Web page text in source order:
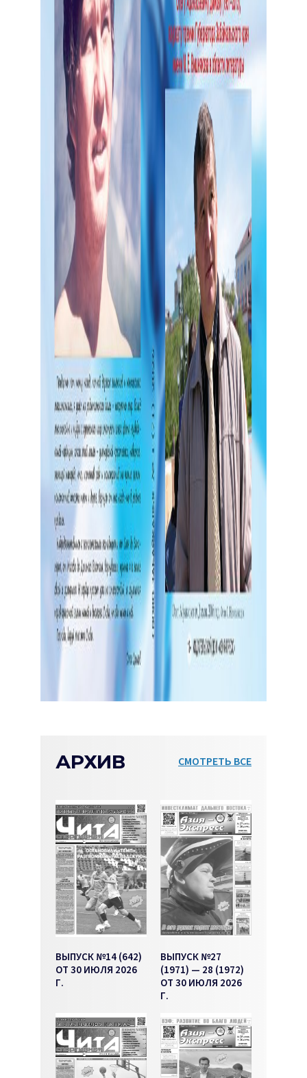
АРХИВ СМОТРЕТЬ ВСЕ
ВЫПУСК №14 (642)
ОТ 30 ИЮЛЯ 2026
Г.
ВЫПУСК №27
(1971) — 28 (1972)
ОТ 30 ИЮЛЯ 2026
Г.